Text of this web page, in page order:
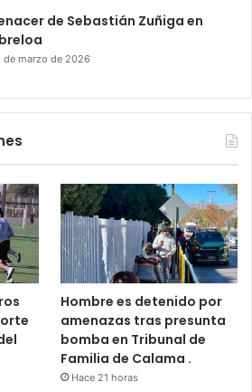
de Sebastián Zuñiga en
de marzo de 2026
Hombre es detenido por
amenazas tras presunta
bomba en Tribunal de
Familia de Calama .
Hace 21 horas